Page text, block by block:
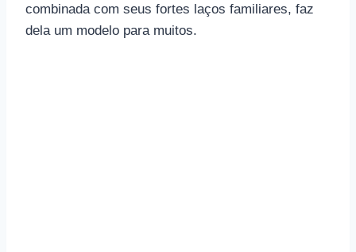
combinada com seus fortes laços familiares, faz
dela um modelo para muitos.